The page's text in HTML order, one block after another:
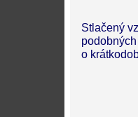
Stlačený
o